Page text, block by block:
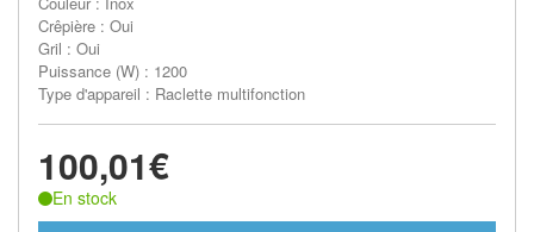
Crêpière : Oui
Gril : Oui
Puissance (W) : 1200
Type d'appareil : Raclette multifonction
100,01€
En stock